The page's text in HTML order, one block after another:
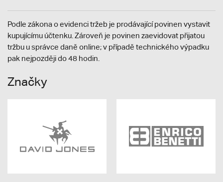
Podle zákona o evidenci tržeb je prodávající povinen vystavit
kupujícímu účtenku. Zároveň je povinen zaevidovat přijatou
tržbu u správce daně online; v případě technického výpadku
pak nejpozději do 48 hodin.
Značky